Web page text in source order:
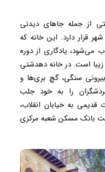
از جمله جاهای دیدنی
قرار دارد. این خانه که
می‌شود، یادگاری از دوره
زیبا است. در خانه دهدشتی
سنگی، گچ بری‌ها و
را به خود جلب
قدیمی به خیابان انقلاب،
بانک مسکن شعبه مرکزی